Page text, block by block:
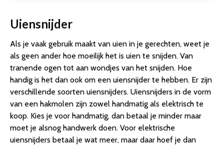
Uiensnijder
Als je vaak gebruik maakt van uien in je gerechten, weet je
als geen ander hoe moeilijk het is uien te snijden. Van
tranende ogen tot aan wondjes van het snijden. Hoe
handig is het dan ook om een uiensnijder te hebben. Er zijn
verschillende soorten uiensnijders. Uiensnijders in de vorm
van een hakmolen zijn zowel handmatig als elektrisch te
koop. Kies je voor handmatig, dan betaal je minder maar
moet je alsnog handwerk doen. Voor elektrische
uiensnijders betaal je wat meer, maar daar hoef je dan